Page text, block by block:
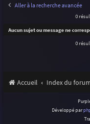
Aller à la recherche avancée
0
Aucun sujet ou message ne
0
Accueil Index du
Développé par